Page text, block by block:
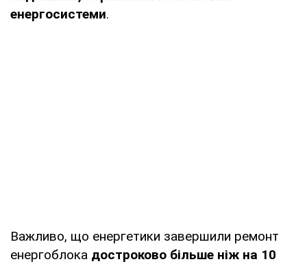
енергосистеми.
Важливо, що енергетики завершили ремонт
енергоблока достроково більше ніж на 10